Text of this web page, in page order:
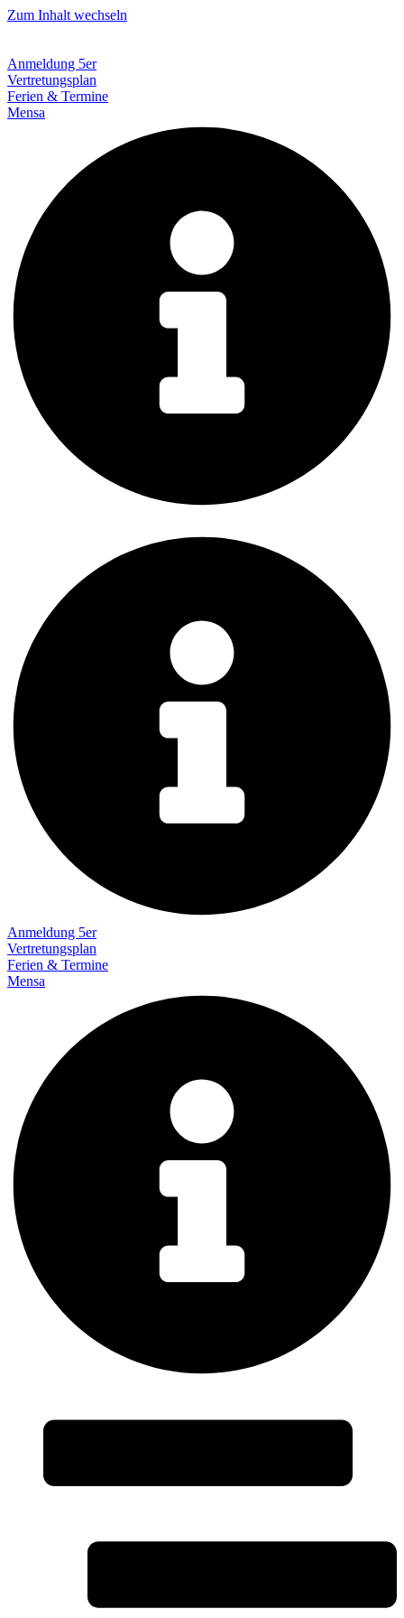
Zum Inhalt wechseln
Anmeldung 5er
Vertretungsplan
Ferien & Termine
Mensa
Anmeldung 5er
Vertretungsplan
Ferien & Termine
Mensa